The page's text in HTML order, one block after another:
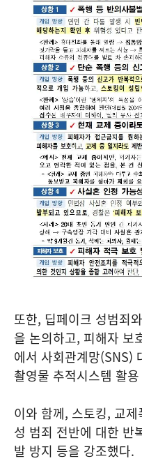
또한, 딥페이크 성범죄
을 논의하고, 피해자 보
에서 사회관계망(SNS)
촬영물 추적시스템 활
이와 함께, 스토킹, 교
성 범죄 전반에 대한 반
발 방지 등을 강조했다.